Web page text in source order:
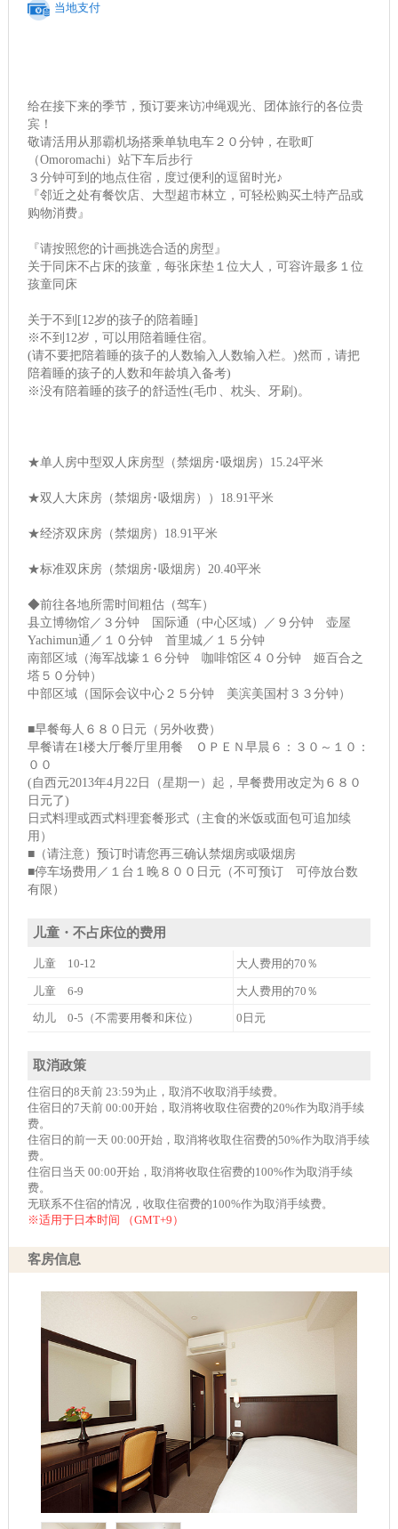
当地支付
给在接下来的季节，预订要来访冲绳观光、团体旅行的各位贵
宾！
敬请活用从那霸机场搭乘单轨电车２０分钟，在歌町
（Omoromachi）站下车后步行
３分钟可到的地点住宿，度过便利的逗留时光♪
『邻近之处有餐饮店、大型超市林立，可轻松购买土特产品或
购物消费』
『请按照您的计画挑选合适的房型』
关于同床不占床的孩童，每张床垫１位大人，可容许最多１位
孩童同床
关于不到[12岁的孩子的陪着睡]
※不到12岁，可以用陪着睡住宿。
(请不要把陪着睡的孩子的人数输入人数输入栏。)然而，请把
陪着睡的孩子的人数和年龄填入备考)
※没有陪着睡的孩子的舒适性(毛巾、枕头、牙刷)。
★单人房中型双人床房型（禁烟房･吸烟房）15.24平米
★双人大床房（禁烟房･吸烟房））18.91平米
★经济双床房（禁烟房）18.91平米
★标准双床房（禁烟房･吸烟房）20.40平米
◆前往各地所需时间粗估（驾车）
县立博物馆／３分钟 国际通（中心区域）／９分钟 壶屋
Yachimun通／１０分钟 首里城／１５分钟
南部区域（海军战壕１６分钟 咖啡馆区４０分钟 姬百合之
塔５０分钟）
中部区域（国际会议中心２５分钟 美滨美国村３３分钟）
■早餐每人６８０日元（另外收费）
早餐请在1楼大厅餐厅里用餐 ＯＰＥＮ早晨６：３０～１０：
００
(自西元2013年4月22日（星期一）起，早餐费用改定为６８０
日元了)
日式料理或西式料理套餐形式（主食的米饭或面包可追加续
用）
■（请注意）预订时请您再三确认禁烟房或吸烟房
■停车场费用／１台１晚８００日元（不可预订 可停放台数
有限）
儿童・不占床位的费用
儿童 10-12 大人费用的70％
儿童 6-9 大人费用的70％
幼儿 0-5（不需要用餐和床位） 0日元
取消政策
住宿日的8天前 23:59为止，取消不收取消手续费。
住宿日的7天前 00:00开始，取消将收取住宿费的20%作为取消手续
费。
住宿日的前一天 00:00开始，取消将收取住宿费的50%作为取消手续
费。
住宿日当天 00:00开始，取消将收取住宿费的100%作为取消手续
费。
无联系不住宿的情况，收取住宿费的100%作为取消手续费。
※适用于日本时间 （GMT+9）
客房信息